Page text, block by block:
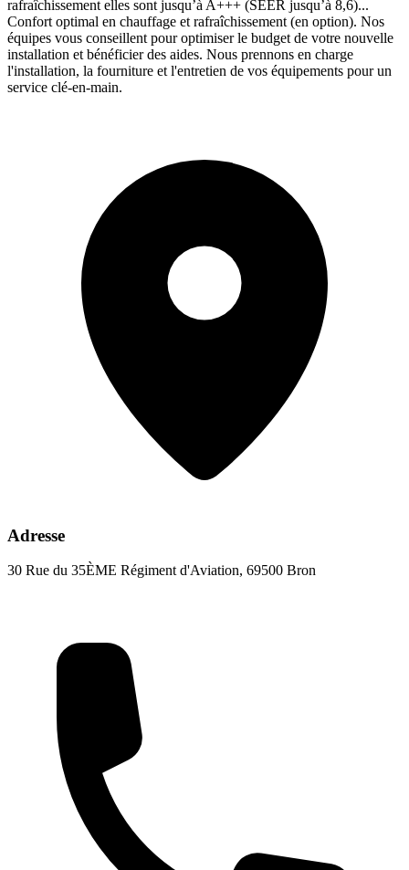
rafraîchissement elles sont jusqu’à A+++ (SEER jusqu’à 8,6)...
Confort optimal en chauffage et rafraîchissement (en option). Nos
équipes vous conseillent pour optimiser le budget de votre nouvelle
installation et bénéficier des aides. Nous prennons en charge
l'installation, la fourniture et l'entretien de vos équipements pour un
service clé-en-main.
Adresse
30 Rue du 35ÈME Régiment d'Aviation, 69500 Bron